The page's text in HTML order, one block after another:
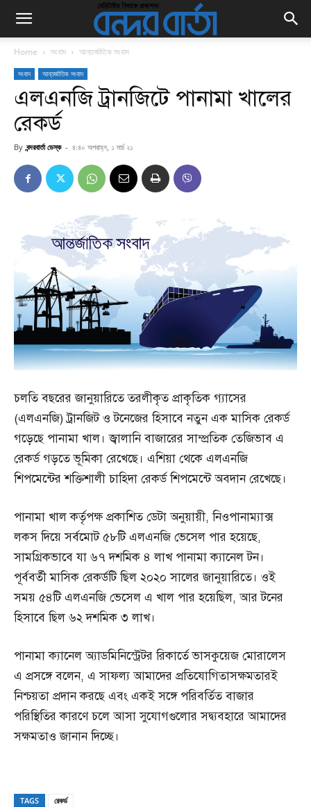
Home সংবাদ আন্তর্জাতিক সংবাদ
সংবাদ আন্তর্জাতিক সংবাদ
এলএনজি ট্রানজিটে পানামা খালের
রেকর্ড
By বন্দরবার্তা ডেস্ক - ৪:৪০ অপরাহ্ন, ১ মার্চ ২১
চলতি বছরের জানুয়ারিতে তরলীকৃত প্রাকৃতিক গ্যাসের
(এলএনজি) ট্রানজিট ও টনেজের হিসাবে নতুন এক মাসিক রেকর্ড
গড়েছে পানামা খাল। জ্বালানি বাজারের সাম্প্রতিক তেজিভাব এ
রেকর্ড গড়তে ভূমিকা রেখেছে। এশিয়া থেকে এলএনজি
শিপমেন্টের শক্তিশালী চাহিদা রেকর্ড শিপমেন্টে অবদান রেখেছে।
পানামা খাল কর্তৃপক্ষ প্রকাশিত ডেটা অনুয়ায়ী, নিওপানাম্যাক্স
লকস দিয়ে সর্বমোট ৫৮টি এলএনজি ভেসেল পার হয়েছে,
সামগ্রিকভাবে যা ৬৭ দশমিক ৪ লাখ পানামা ক্যানেল টন।
পূর্ববর্তী মাসিক রেকর্ডটি ছিল ২০২০ সালের জানুয়ারিতে। ওই
সময় ৫৪টি এলএনজি ভেসেল এ খাল পার হয়েছিল, আর টনের
হিসাবে ছিল ৬২ দশমিক ৩ লাখ।
পানামা ক্যানেল অ্যাডমিনিস্ট্রেটর রিকার্তে ভাসকুয়েজ মোরালেস
এ প্রসঙ্গে বলেন, এ সাফল্য আমাদের প্রতিযোগিতাসক্ষমতারই
নিশ্চয়তা প্রদান করছে এবং একই সঙ্গে পরিবর্তিত বাজার
পরিস্থিতির কারণে চলে আসা সুযোগগুলোর সদ্ব্যবহারে আমাদের
সক্ষমতাও জানান দিচ্ছে।
TAGS রেকর্ড